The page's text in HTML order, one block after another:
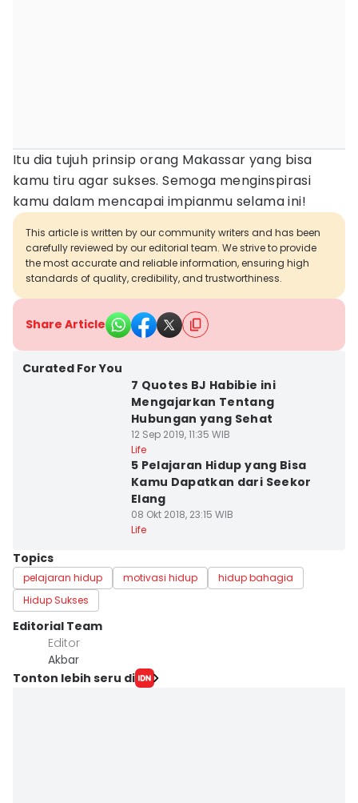
Itu dia tujuh prinsip orang Makassar yang bisa
kamu tiru agar sukses. Semoga menginspirasi
kamu dalam mencapai impianmu selama ini!
This article is written by our community writers and has been
carefully reviewed by our editorial team. We strive to provide
the most accurate and reliable information, ensuring high
standards of quality, credibility, and trustworthiness.
Share Article
Curated For You
7 Quotes BJ Habibie ini
Mengajarkan Tentang
Hubungan yang Sehat
12 Sep 2019, 11:35 WIB
Life
5 Pelajaran Hidup yang Bisa
Kamu Dapatkan dari Seekor
Elang
08 Okt 2018, 23:15 WIB
Life
Topics
pelajaran hidup motivasi hidup
hidup bahagia
Hidup Sukses
Editorial Team
Editor
Akbar
Tonton lebih seru di